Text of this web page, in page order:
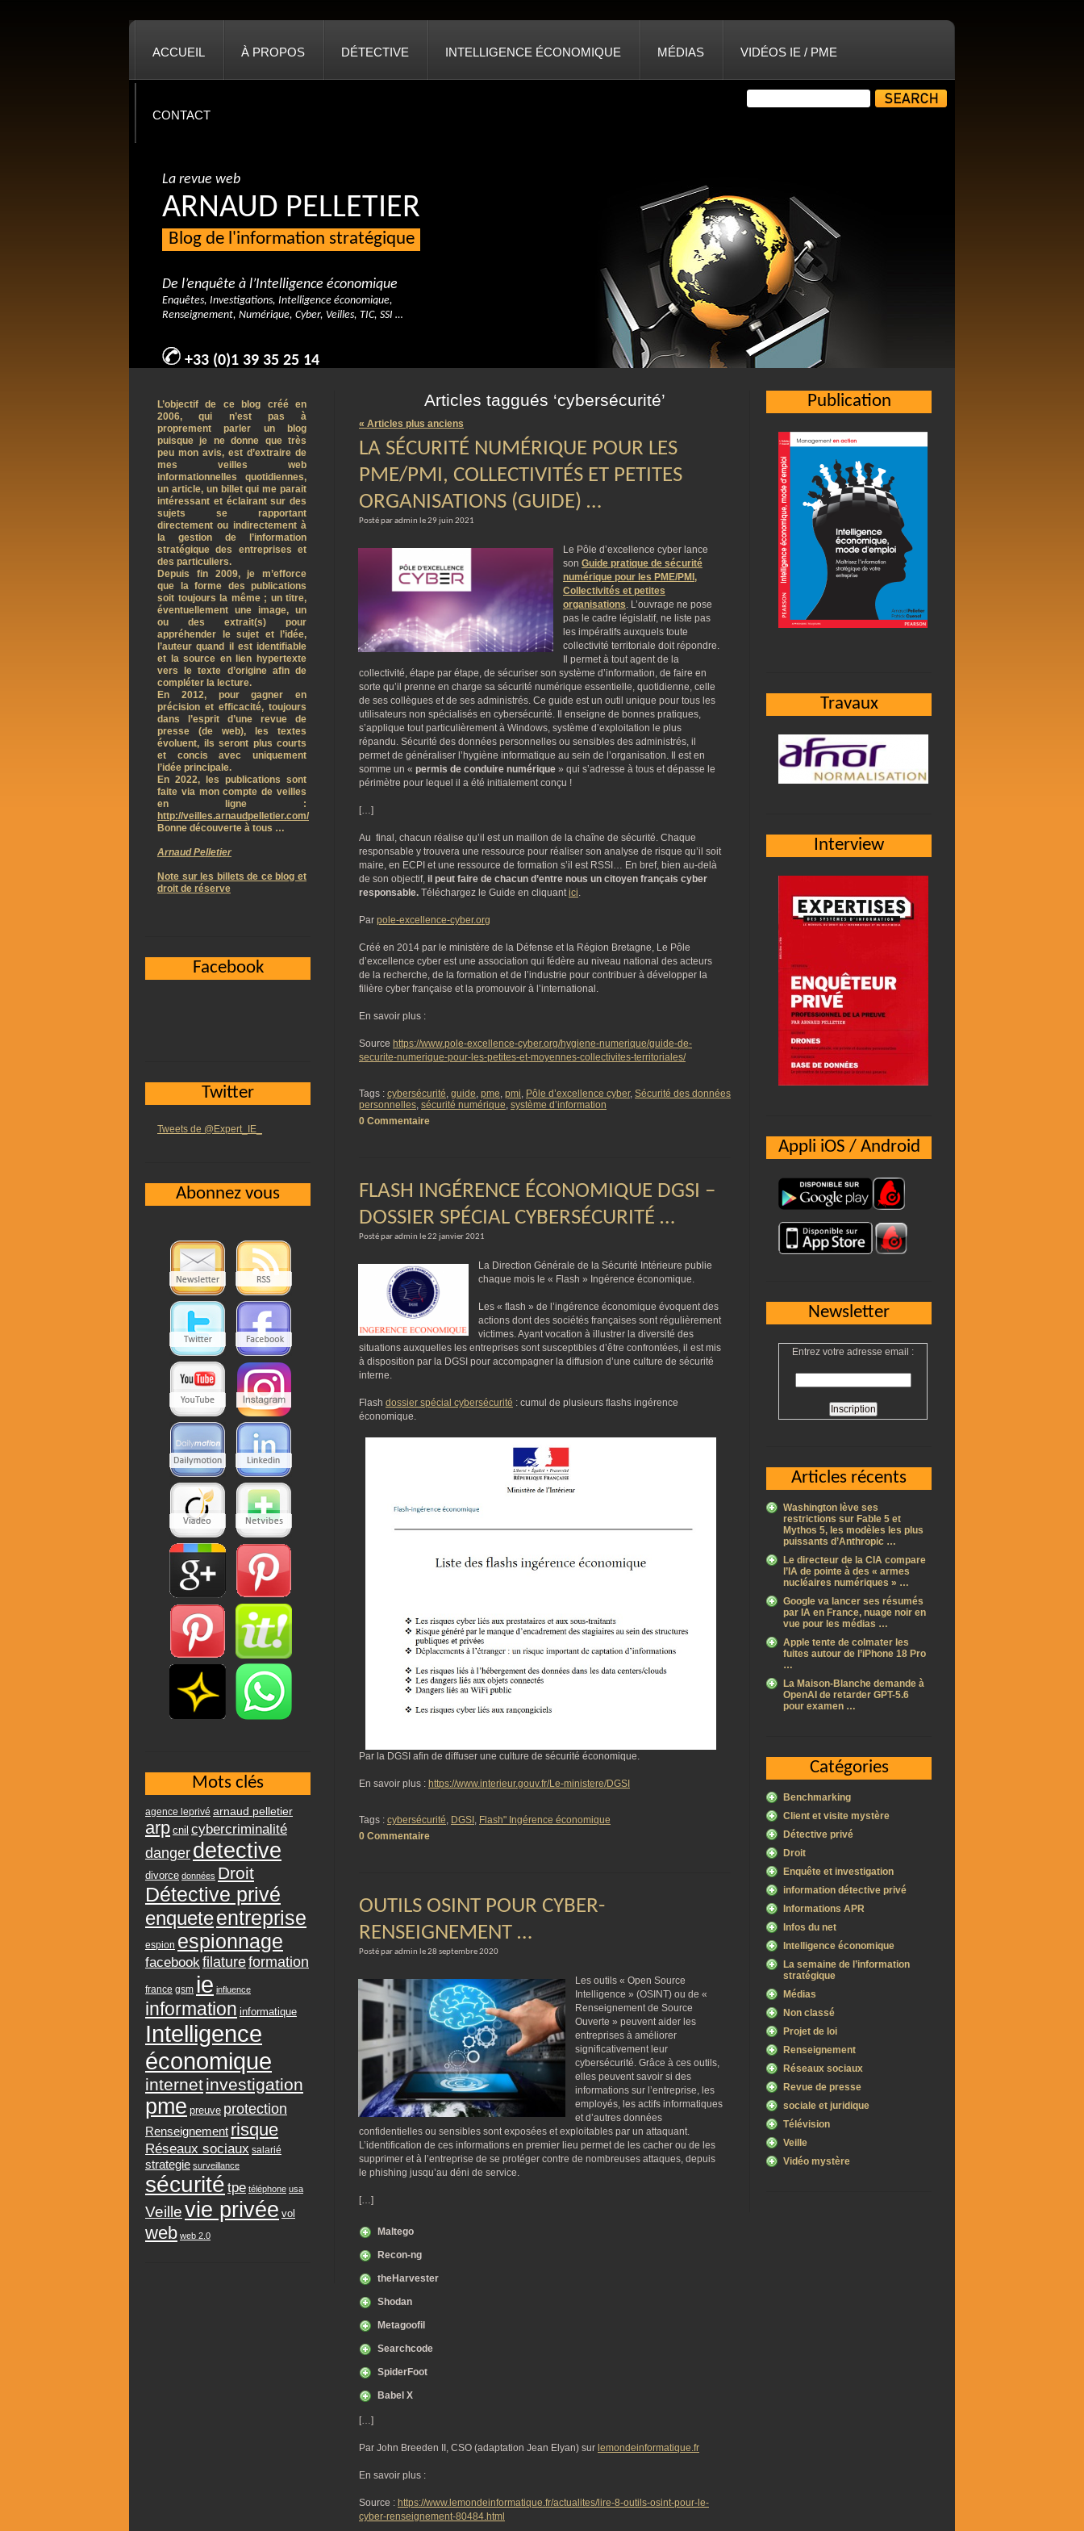
ACCUEIL À PROPOS DÉTECTIVE INTELLIGENCE ÉCONOMIQUE MÉDIAS VIDÉOS IE / PME
CONTACT
La revue web
ARNAUD PELLETIER
Blog de l'information stratégique
De l’enquête à l’Intelligence économique
Enquêtes, Investigations, Intelligence économique,
Renseignement, Numérique, Cyber, Veilles, TIC, SSI …
+33 (0)1 39 35 25 14
Articles taggués ‘cybersécurité’
« Articles plus anciens
LA SÉCURITÉ NUMÉRIQUE POUR LES
PME/PMI, COLLECTIVITÉS ET PETITES
ORGANISATIONS (GUIDE) …
Posté par admin le 29 juin 2021
Le Pôle d’excellence cyber lance
son Guide pratique de sécurité
numérique pour les PME/PMI,
Collectivités et petites
organisations. L’ouvrage ne pose
pas le cadre législatif, ne liste pas
les impératifs auxquels toute
collectivité territoriale doit répondre.
Il permet à tout agent de la
collectivité, étape par étape, de sécuriser son système d’information, de faire en
sorte qu’il prenne en charge sa sécurité numérique essentielle, quotidienne, celle
de ses collègues et de ses administrés. Ce guide est un outil unique pour tous les
utilisateurs non spécialisés en cybersécurité. Il enseigne de bonnes pratiques,
s’applique tout particulièrement à Windows, système d’exploitation le plus
répandu. Sécurité des données personnelles ou sensibles des administrés, il
permet de généraliser l’hygiène informatique au sein de l’organisation. Il est en
somme un « permis de conduire numérique » qui s’adresse à tous et dépasse le
périmètre pour lequel il a été initialement conçu !
[…]
Au final, chacun réalise qu’il est un maillon de la chaîne de sécurité. Chaque
responsable y trouvera une ressource pour réaliser son analyse de risque qu’il soit
maire, en ECPI et une ressource de formation s’il est RSSI… En bref, bien au-delà
de son objectif, il peut faire de chacun d’entre nous un citoyen français cyber
responsable. Téléchargez le Guide en cliquantici.
Par pole-excellence-cyber.org
Créé en 2014 par le ministère de la Défense et la Région Bretagne, Le Pôle
d’excellence cyber est une association qui fédère au niveau national des acteurs
de la recherche, de la formation et de l’industrie pour contribuer à développer la
filière cyber française et la promouvoir à l’international.
En savoir plus :
Source https://www.pole-excellence-cyber.org/hygiene-numerique/guide-de-
securite-numerique-pour-les-petites-et-moyennes-collectivites-territoriales/
Tags : cybersécurité, guide, pme, pmi, Pôle d’excellence cyber, Sécurité des données
personnelles, sécurité numérique, système d’information
0 Commentaire
FLASH INGÉRENCE ÉCONOMIQUE DGSI –
DOSSIER SPÉCIAL CYBERSÉCURITÉ …
Posté par admin le 22 janvier 2021
La Direction Générale de la Sécurité Intérieure publie
chaque mois le « Flash » Ingérence économique.
Les « flash » de l’ingérence économique évoquent des
actions dont des sociétés françaises sont régulièrement
victimes. Ayant vocation à illustrer la diversité des
situations auxquelles les entreprises sont susceptibles d’être confrontées, il est mis
à disposition par la DGSI pour accompagner la diffusion d’une culture de sécurité
interne.
Flash dossier spécial cybersécurité : cumul de plusieurs flashs ingérence
économique.
Par la DGSI afin de diffuser une culture de sécurité économique.
En savoir plus : https://www.interieur.gouv.fr/Le-ministere/DGSI
Tags : cybersécurité, DGSI , Flash" Ingérence économique
0 Commentaire
OUTILS OSINT POUR CYBER-
RENSEIGNEMENT …
Posté par admin le 28 septembre 2020
Les outils « Open Source
Intelligence » (OSINT) ou de «
Renseignement de Source
Ouverte » peuvent aider les
entreprises à améliorer
significativement leur
cybersécurité. Grâce à ces outils,
elles peuvent savoir si des
informations sur l’entreprise, les
employés, les actifs informatiques
et d’autres données
confidentielles ou sensibles sont exposées et exploitables par un attaquant.
L’identification de ces informations en premier lieu permet de les cacher ou de les
supprimer et à l’entreprise de se protéger contre de nombreuses attaques, depuis
le phishing jusqu’au déni de service.
[…]
Maltego
Recon-ng
theHarvester
Shodan
Metagoofil
Searchcode
SpiderFoot
Babel X
[…]
Par John Breeden II, CSO (adaptation Jean Elyan) sur lemondeinformatique.fr
En savoir plus :
Source : https://www.lemondeinformatique.fr/actualites/lire-8-outils-osint-pour-le-
cyber-renseignement-80484.html
Publication
Travaux
Interview
Appli iOS / Android
Newsletter
Entrez votre adresse email :
Articles récents
Washington lève ses
restrictions sur Fable 5 et
Mythos 5, les modèles les plus
puissants d’Anthropic …
Le directeur de la CIA compare
l’IA de pointe à des « armes
nucléaires numériques » …
Google va lancer ses résumés
par IA en France, nuage noir en
vue pour les médias …
Apple tente de colmater les
fuites autour de l’iPhone 18 Pro
…
La Maison-Blanche demande à
OpenAI de retarder GPT-5.6
pour examen …
Catégories
Benchmarking
Client et visite mystère
Détective privé
Droit
Enquête et investigation
information détective privé
Informations APR
Infos du net
Intelligence économique
La semaine de l’information
stratégique
Médias
Non classé
Projet de loi
Renseignement
Réseaux sociaux
Revue de presse
sociale et juridique
Télévision
Veille
Vidéo mystère
L’objectif de ce blog créé en
2006, qui n’est pas à
proprement parler un blog
puisque je ne donne que très
peu mon avis, est d’extraire de
mes veilles web
informationnelles quotidiennes,
un article, un billet qui me parait
intéressant et éclairant sur des
sujets se rapportant
directement ou indirectement à
la gestion de l’information
stratégique des entreprises et
des particuliers.
Depuis fin 2009, je m’efforce
que la forme des publications
soit toujours la même ; un titre,
éventuellement une image, un
ou des extrait(s) pour
appréhender le sujet et l’idée,
l’auteur quand il est identifiable
et la source en lien hypertexte
vers le texte d’origine afin de
compléter la lecture.
En 2012, pour gagner en
précision et efficacité, toujours
dans l’esprit d’une revue de
presse (de web), les textes
évoluent, ils seront plus courts
et concis avec uniquement
l’idée principale.
En 2022, les publications sont
faite via mon compte de veilles
en ligne :
http://veilles.arnaudpelletier.com/
Bonne découverte à tous …
Arnaud Pelletier
Note sur les billets de ce blog et
droit de réserve
Facebook
Twitter
Tweets de @Expert_IE_
Abonnez vous
Mots clés
agence leprivé arnaud pelletier
arp cnil cybercriminalité
danger detective
divorce données Droit
Détective privé
enqueteentreprise
espion espionnage
facebookfilatureformation
france gsm ie influence
information informatique
Intelligence
économique
internetinvestigation
pme preuve protection
Renseignement risque
Réseaux sociaux salarié
strategie surveillance
sécurité tpe téléphone usa
Veillevie privée vol
web web 2.0